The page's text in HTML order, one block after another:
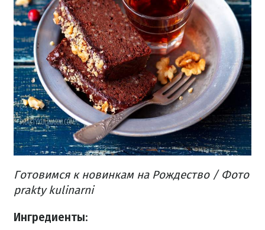
Готовимся к новинкам на Рождество/ Фото
prakty kulinarni
Ингредиенты: